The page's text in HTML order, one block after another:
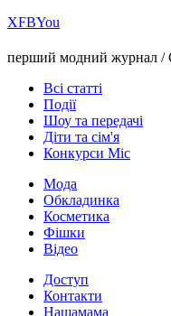
ХFBYou
перший модний журнал /
Всі статті
Події
Шоу та передачі
Діти та сім'я
Конкурси Міс
Мода
Обкладинка
Косметика
Фішки
Відео
Доступ
Контакти
Нашамама